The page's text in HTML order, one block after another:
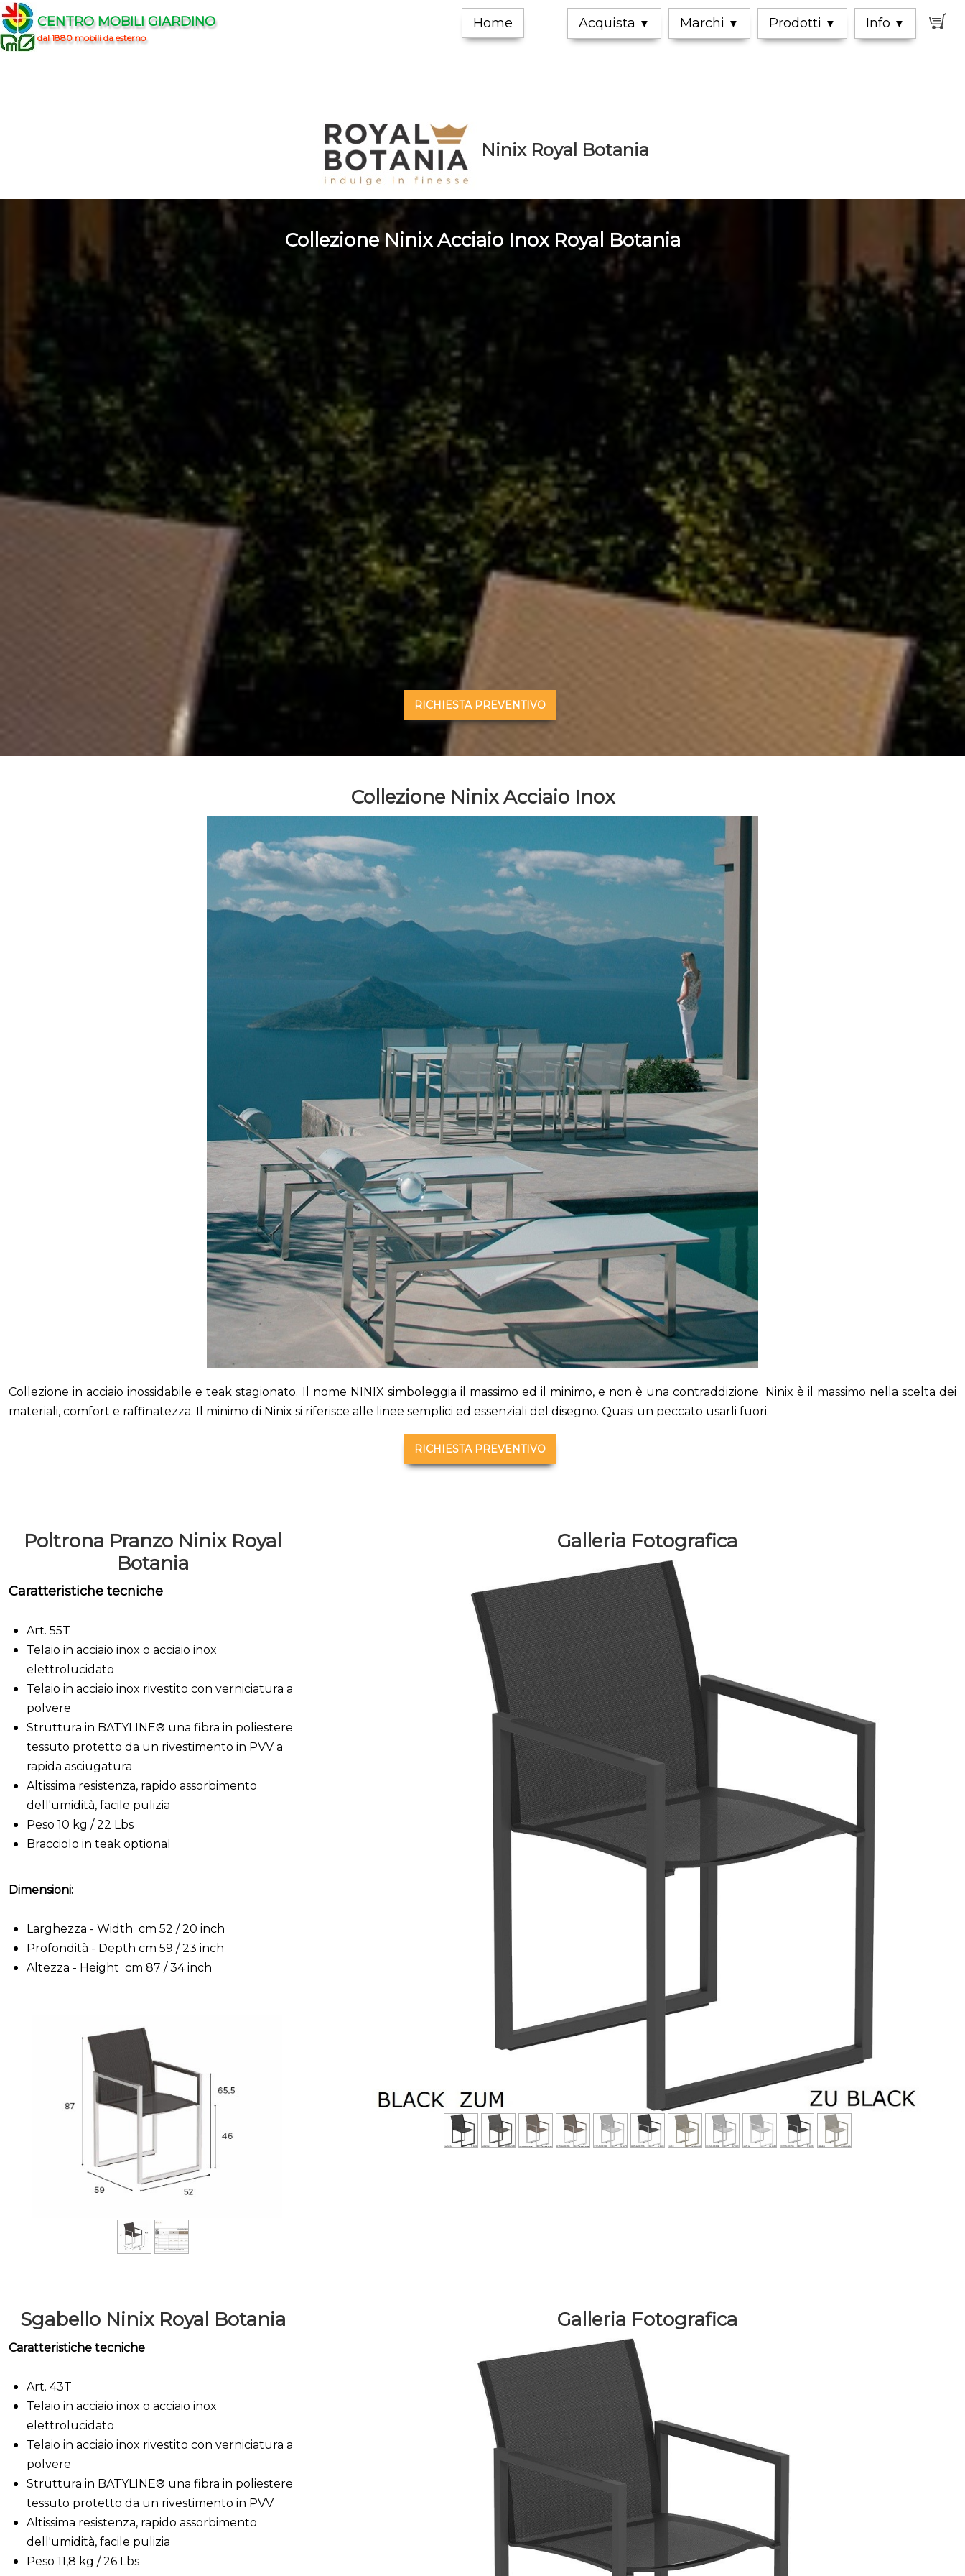
CENTRO MOBILI GIARDINO
dal 1880 mobili da esterno
Home Acquista ▼ Marchi ▼ Prodotti ▼ Info ▼
Ninix Royal Botania
Collezione Ninix Acciaio Inox Royal Botania
RICHIESTA PREVENTIVO
Collezione Ninix Acciaio Inox
Collezione in acciaio inossidabile e teak stagionato. Il nome NINIX simboleggia il massimo ed il minimo, e non è una contraddizione. Ninix è il massimo nella scelta dei
materiali, comfort e raffinatezza. Il minimo di Ninix si riferisce alle linee semplici ed essenziali del disegno. Quasi un peccato usarli fuori.
RICHIESTA PREVENTIVO
Poltrona Pranzo Ninix Royal
Botania
Caratteristiche tecniche
Art. 55T
Telaio in acciaio inox o acciaio inox
elettrolucidato
Telaio in acciaio inox rivestito con verniciatura a
polvere
Struttura in BATYLINE® una fibra in poliestere
tessuto protetto da un rivestimento in PVV a
rapida asciugatura
Altissima resistenza, rapido assorbimento
dell'umidità, facile pulizia
Peso 10 kg / 22 Lbs
Bracciolo in teak optional
Dimensioni:
Larghezza - Width cm 52 / 20 inch
Profondità - Depth cm 59 / 23 inch
Altezza - Height cm 87 / 34 inch
Galleria Fotografica
Sgabello Ninix Royal Botania
Caratteristiche tecniche
Art. 43T
Telaio in acciaio inox o acciaio inox
elettrolucidato
Telaio in acciaio inox rivestito con verniciatura a
polvere
Struttura in BATYLINE® una fibra in poliestere
tessuto protetto da un rivestimento in PVV
Altissima resistenza, rapido assorbimento
dell'umidità, facile pulizia
Peso 11,8 kg / 26 Lbs
Galleria Fotografica